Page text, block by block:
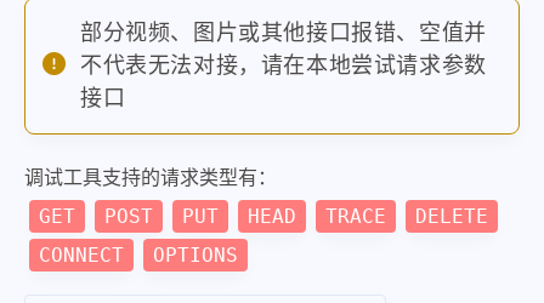
部分视频、图片或其他接口报错、空值并
不代表无法对接，请在本地尝试请求参数
接口
调试工具支持的请求类型有：
GET POST PUT HEAD TRACE
DELETE
CONNECT
OPTIONS